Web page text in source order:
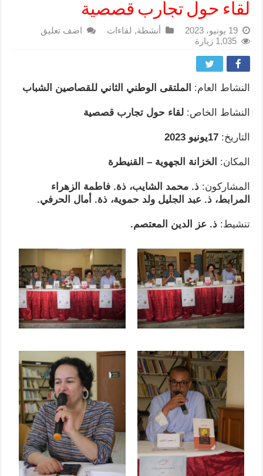
لقاء حول تجارب قصصية
19 يونيو، 2023 أنشطة, لقاءات
اضف تعليق
1,035 زيارة
النشاط العام: الملتقى الوطني الثاني للقصاصين الشباب
النشاط الخاص:لقاء حول تجارب قصصية
التاريخ:17يونيو 2023
المكان: الخزانة الجهوية – القنيطرة
المشاركون:ذ. محمد الشايب، ذة. فاطمة الزهراء
المرابط، ذ. عبد الجليل ولد حموية، ذة. أمال الحرفي.
تنشيط:ذ. عز الدين المعتصم.